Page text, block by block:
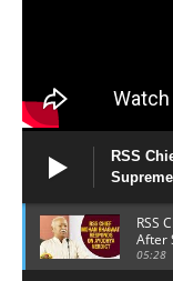
RSS
RSS
After
05:28